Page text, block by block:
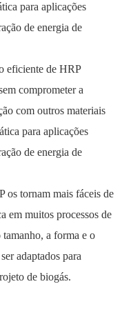
para aplicações
de energia de
eficiente de HRP
comprometer a
com outros materiais
para aplicações
de energia de
os tornam mais fáceis de
em muitos processos de
tamanho, a forma e o
adaptados para
de biogás.